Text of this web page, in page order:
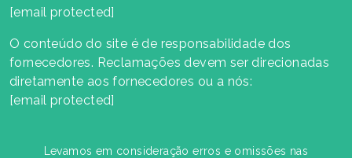
[email protected]
O conteúdo do site é de responsabilidade dos
fornecedores. Reclamações devem ser direcionadas
diretamente aos fornecedores ou a nós:
[email protected]
Levamos em consideração erros e omissões nas